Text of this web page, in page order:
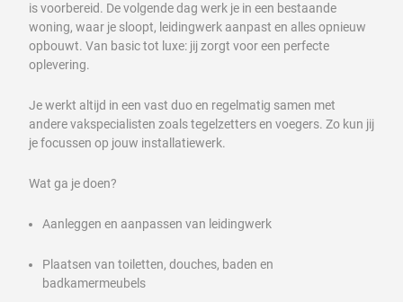
is voorbereid. De volgende dag werk je in een bestaande
woning, waar je sloopt, leidingwerk aanpast en alles opnieuw
opbouwt. Van basic tot luxe: jij zorgt voor een perfecte
oplevering.
Je werkt altijd in een vast duo en regelmatig samen met
andere vakspecialisten zoals tegelzetters en voegers. Zo kun jij
je focussen op jouw installatiewerk.
Wat ga je doen?
Aanleggen en aanpassen van leidingwerk
Plaatsen van toiletten, douches, baden en
badkamermeubels